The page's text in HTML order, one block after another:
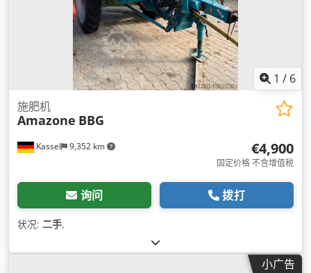
1 / 6
Kassel 9,352 km
施肥机
Amazone BBG
€4,900
固定价格 不含增值税
询问 拨打
状况: 二手,
小广告